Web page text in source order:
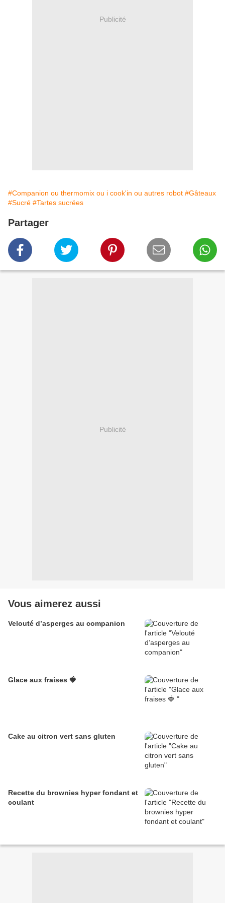
Publicité
#Companion ou thermomix ou i cook'in ou autres robot #Gâteaux
#Sucré #Tartes sucrées
Partager
Publicité
Vous aimerez aussi
Velouté d’asperges au companion
Glace aux fraises 🍓
Cake au citron vert sans gluten
Recette du brownies hyper fondant et
coulant